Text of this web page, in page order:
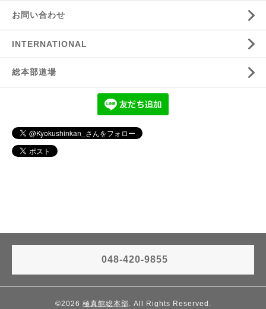
お問い合わせ
INTERNATIONAL
総本部道場
048-420-9855
©2026 極真館総本部. All Rights Reserved.